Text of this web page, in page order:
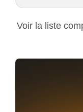
Voir la liste